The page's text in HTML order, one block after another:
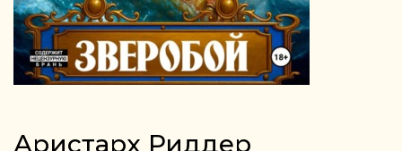
Аристарх Риддер